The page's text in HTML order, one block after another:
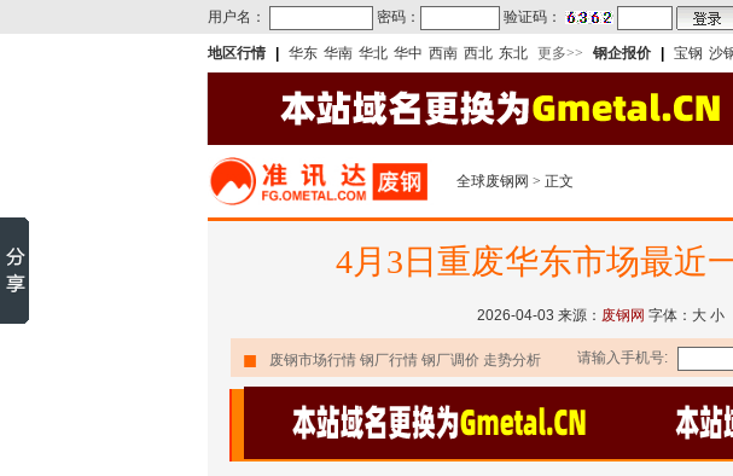
用户名： 密码： 验证码：
地区行情 华东 华南 华北 华中 西南 西北 东北 更多>> 钢企报价 宝钢 沙
全球废钢网 > 正文
4月3日重废华东市场最近
2026-04-03 来源： 废钢网 字体： 大 小
■ 废钢市场行情 钢厂行情 钢厂调价 走势分析 请输入手机号: